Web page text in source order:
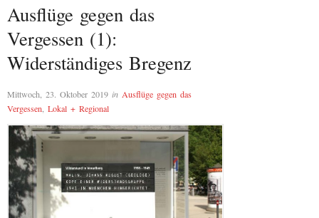
Ausflüge gegen das
Vergessen (1):
Widerständiges Bregenz
Mittwoch, 23. Oktober 2019 in Ausflüge gegen das
Vergessen Lokal + Regional